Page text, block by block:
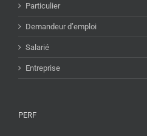
Particulier
Demandeur d’emploi
Salarié
Entreprise
PERF